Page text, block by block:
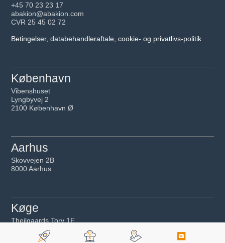
+45 70 23 23 17
abakion@abakion.com
CVR 25 45 02 72
Betingelser, databehandleraftale, cookie- og privatlivs-politik
København
Vibenshuset
Lyngbyvej 2
2100 København Ø
Aarhus
Skovvejen 2B
8000 Aarhus
Køge
Theilgaards Torv 1E
4600 Køge